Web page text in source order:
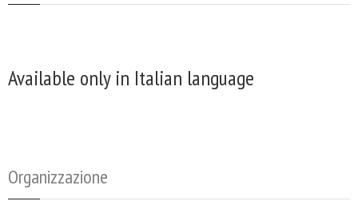
Available only in Italian language
Organizzazione